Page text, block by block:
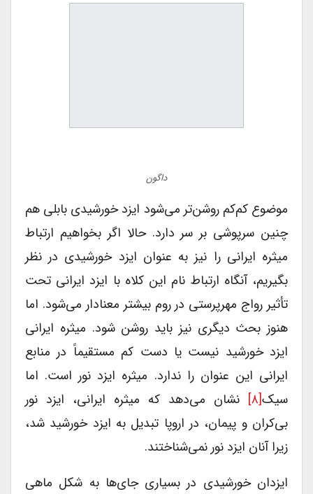
داگون
موضوع کم‌کم روشن‌تر می‌شود ایزد خورشیدی بابلی هم
چنین سرپوشی بر سر دارد. حالا اگر بخواهیم ارتباط
میثره ایرانی را نیز به عنوان ایزد خورشیدی در نظر
بگیریم، آنگاه ارتباط نام این کلاه با ایزد ایرانی تحت
تأثیر رواج مهرپرستی در روم بیشتر معنادار می‌شود. اما
هنوز بحث دیگری نیز باید روشن شود. میثره ایرانی
ایزد خورشید نیست یا دست کم مستقیماً در منابع
ایرانی این عنوان را ندارد. میثره ایزد نور است. اما
سیک[۸] نشان می‌دهد که میثره ایرانی، ایزد نور
بی‌کران و پیمان، در اروپا تبدیل به ایزد خورشید شد،
زیرا آنان ایزد نور نمی‌شناختند.
ایزدان خورشیدی در بسیاری جای‌ها به شکل ماهی